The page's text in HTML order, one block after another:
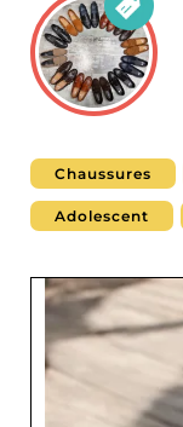
Chaussures
Adolescent